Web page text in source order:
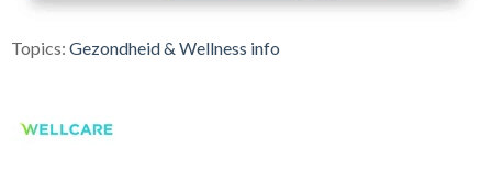
Topics: Gezondheid & Wellness info